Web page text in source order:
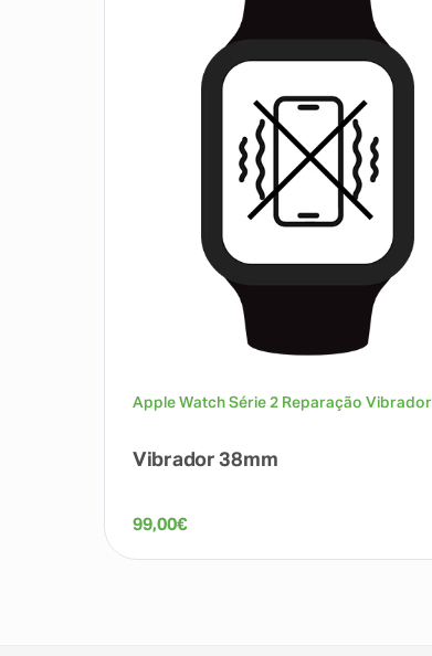
Apple Watch Série 2 Reparação Vibrador
Vibrador 38mm
99,00€